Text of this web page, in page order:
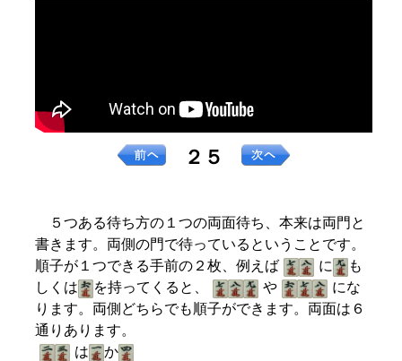
２５
５つある待ち方の１つの両面待ち、本来は両門と
書きます。両側の門で待っているということです。
順子が１つできる手前の２枚、例えば
に
も
しくは
を持ってくると、 や
にな
ります。両側どちらでも順子ができます。両面は６
通りあります。
は
か